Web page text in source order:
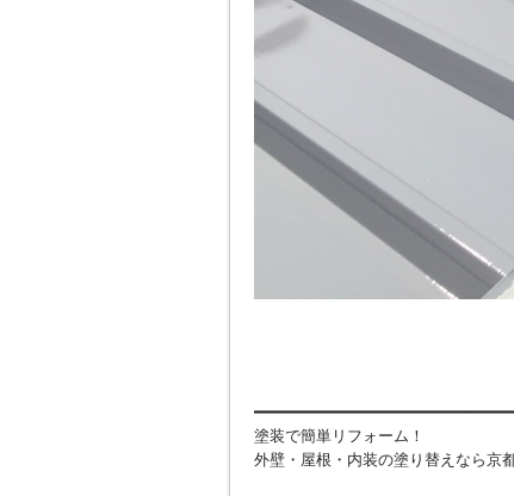
塗装で簡単リフォーム！
外壁・屋根・内装の塗り替えなら京